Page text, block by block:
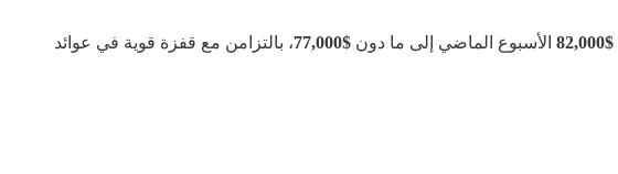
$82,000 الأسبوع الماضي إلى ما دون $77,000
، بالتزامن مع قفزة قوية في عوائد